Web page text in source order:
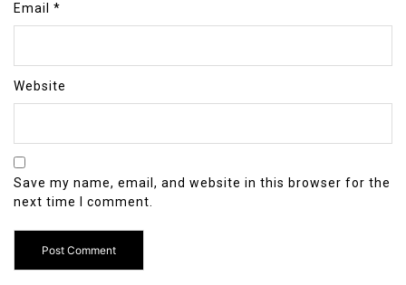
Email *
Website
Save my name, email, and website in this browser for the
next time I comment.